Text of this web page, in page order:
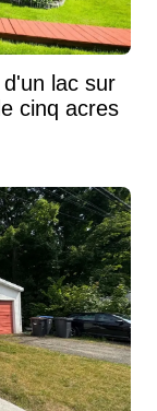
lac sur
cinq acres